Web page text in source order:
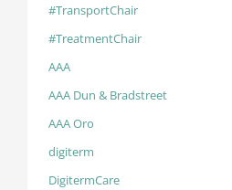
#TransportChair
#TreatmentChair
AAA
AAA Dun & Bradstreet
AAA Oro
digiterm
DigitermCare